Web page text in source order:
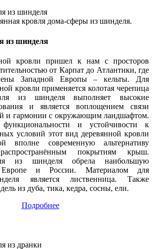
кровля дома-сферы из шинделя.
из шинделя
кровли пришел к нам с просторов
от Карпат до Атлантики, где
Западной Европы – кельты. Для
кровли применяется колотая черепица
из шинделя выполняет высокие
и является воплощением связи
и гармонии с окружающим ландшафтом.
и устойчивости к
условий этот вид деревянной кровли
вполне современную альтернативу
покрытиям крыш.
из шинделя обрела наибольшую
Европе и России. Материалом для
является лиственница. Также
из дуба, тика, кедра, сосны, ели.
Подробнее